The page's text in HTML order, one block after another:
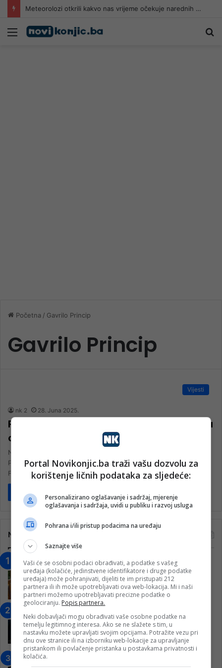
Meteorolozi otkrili kakvo nas vrijeme očekuje narednih dana: Temperatura do 41 stepen
Meni
Početna / Gavrilo Princip
Gavrilo Princip
Vijesti
nk 2 28. Juna 2025.
Početak Prvog svjetskog rata: 111 godina
od Sarajevskog atentata
Na današnji dan prije 111 godina, 28. juna 1914. godine, Gavrilo
Princip izveo je atentat na austrougarskog prijestolonasljednika
Franca Ferdinanda…
Pročitaj više
Najčitanije
“Obrazovanje gradi BiH-Jovan Divjak“
– Konjic je u posljednje 22 godine imao
25 ​​stipendista
15. Februara 2023.
Konjičanke cvijećem i besplatnim
ulazom na utakmicu
7. Marta 2025.
Portal Novikonjic.ba traži vašu dozvolu za
korištenje ličnih podataka za sljedeće:
Personalizirano oglašavanje i sadržaj, mjerenje
oglašavanja i sadržaja, uvidi u publiku i razvoj usluga
Pohrana i/ili pristup podacima na uređaju
Saznajte više
Vaši će se osobni podaci obrađivati, a podatke s vašeg
uređaja (kolačiće, jedinstvene identifikatore i druge podatke
uređaja) može pohranjivati, dijeliti te im pristupati 212
partnera ili ih može upotrebljavati ova web-lokacija. Mi i naši
partneri možemo upotrebljavati precizne podatke o
geolociranju. Popis partnera.
Neki dobavljači mogu obrađivati vaše osobne podatke na
temelju legitimnog interesa. Ako se ne slažete s tim, u
nastavku možete upravljati svojim opcijama. Potražite vezu pri
dnu ove stranice ili na izborniku web-lokacije za upravljanje
pristankom ili povlačenje pristanka u postavkama privatnosti i
kolačića.